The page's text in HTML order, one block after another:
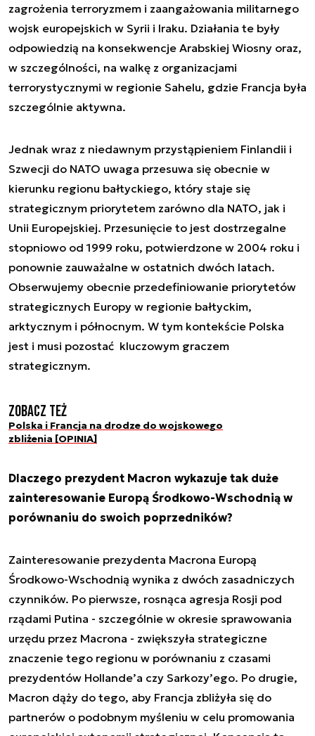
zagrożenia terroryzmem i zaangażowania militarnego
wojsk europejskich w Syrii i Iraku. Działania te były
odpowiedzią na konsekwencje Arabskiej Wiosny oraz,
w szczególności, na walkę z organizacjami
terrorystycznymi w regionie Sahelu, gdzie Francja była
szczególnie aktywna.
Jednak wraz z niedawnym przystąpieniem Finlandii i
Szwecji do NATO uwaga przesuwa się obecnie w
kierunku regionu bałtyckiego, który staje się
strategicznym priorytetem zarówno dla NATO, jak i
Unii Europejskiej. Przesunięcie to jest dostrzegalne
stopniowo od 1999 roku, potwierdzone w 2004 roku i
ponownie zauważalne w ostatnich dwóch latach.
Obserwujemy obecnie przedefiniowanie priorytetów
strategicznych Europy w regionie bałtyckim,
arktycznym i północnym. W tym kontekście Polska
jest i musi pozostać kluczowym graczem
strategicznym.
Zobacz też
Polska i Francja na drodze do wojskowego
zbliżenia [OPINIA]
Dlaczego prezydent Macron wykazuje tak duże
zainteresowanie Europą Środkowo-Wschodnią w
porównaniu do swoich poprzedników?
Zainteresowanie prezydenta Macrona Europą
Środkowo-Wschodnią wynika z dwóch zasadniczych
czynników. Po pierwsze, rosnąca agresja Rosji pod
rządami Putina - szczególnie w okresie sprawowania
urzędu przez Macrona - zwiększyła strategiczne
znaczenie tego regionu w porównaniu z czasami
prezydentów Hollande’a czy Sarkozy’ego. Po drugie,
Macron dąży do tego, aby Francja zbliżyła się do
partnerów o podobnym myśleniu w celu promowania